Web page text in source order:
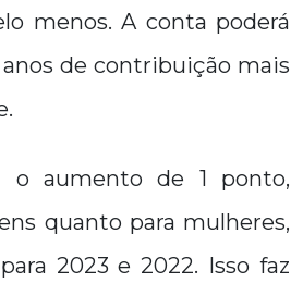
menos. A conta poderá
de contribuição mais
o aumento de 1 ponto,
quanto para mulheres,
2023 e 2022. Isso faz